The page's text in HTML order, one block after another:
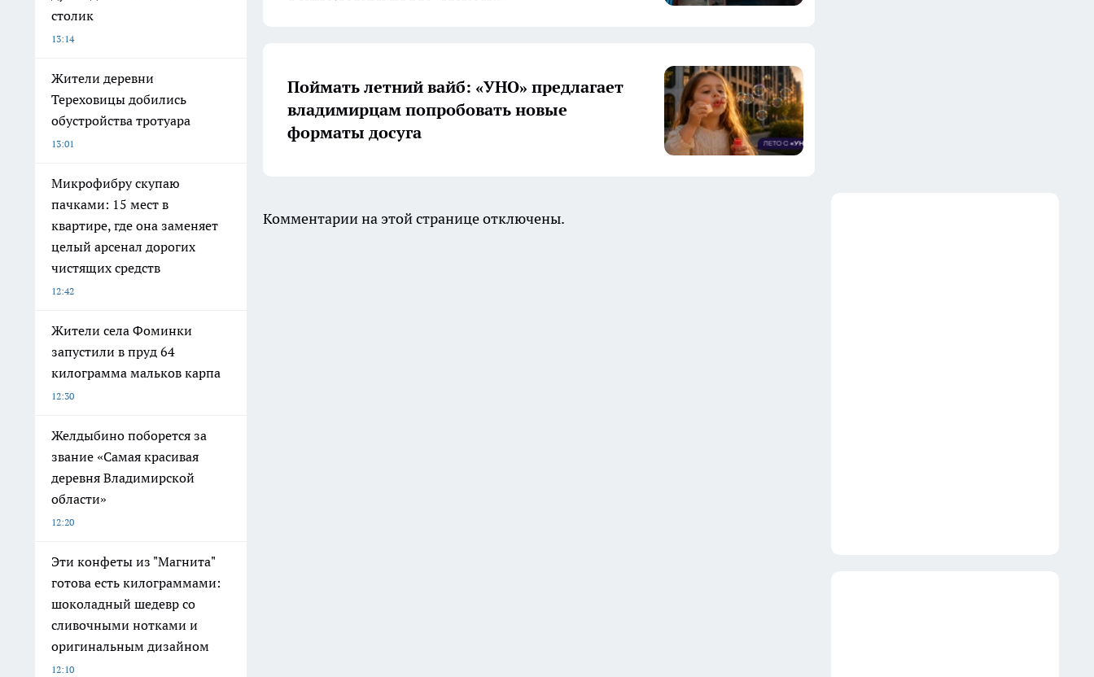
столик
13:14
Жители деревни
Тереховицы добились
обустройства тротуара
13:01
Микрофибру скупаю
пачками: 15 мест в
квартире, где она заменяет
целый арсенал дорогих
чистящих средств
12:42
Жители села Фоминки
запустили в пруд 64
килограмма мальков карпа
12:30
Желдыбино поборется за
звание «Самая красивая
деревня Владимирской
области»
12:20
Эти конфеты из "Магнита"
готова есть килограммами:
шоколадный шедевр со
сливочными нотками и
оригинальным дизайном
12:10
Поймать летний вайб: «УНО» предлагает
владимирцам попробовать новые
форматы досуга
Комментарии на этой странице отключены.